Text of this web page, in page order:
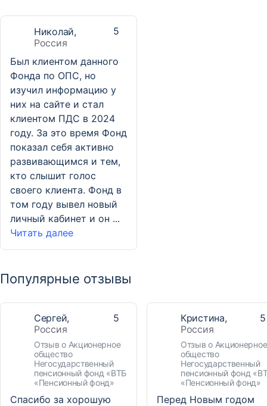
Николай,
Россия
5
Был клиентом данного
Фонда по ОПС, но
изучил информацию у
них на сайте и стал
клиентом ПДС в 2024
году. За это время Фонд
показал себя активно
развивающимся и тем,
кто слышит голос
своего клиента. Фонд в
том году вывел новый
личный кабинет и он ...
Читать далее
Популярные отзывы
Сергей,
Россия
Отзыв о Акционерное
общество
Негосударственный
пенсионный фонд «ВТБ
«Пенсионный фонд»
5
Спасибо за хорошую
Кристина,
Россия
Отзыв о Акционерное
общество
Негосударственный
пенсионный фонд
«Пенсионный фонд»
5
Перед Новым годом